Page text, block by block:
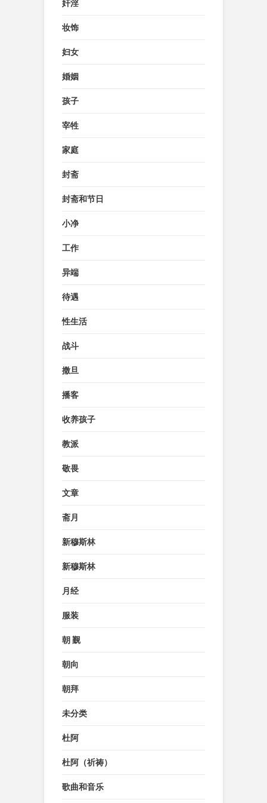
奸淫
妆饰
妇女
婚姻
孩子
宰牲
家庭
封斋
封斋和节日
小净
工作
异端
待遇
性生活
战斗
撒旦
播客
收养孩子
教派
敬畏
文章
斋月
新穆斯林
新穆斯林
月经
服装
朝 觐
朝向
朝拜
未分类
杜阿
杜阿（祈祷）
歌曲和音乐